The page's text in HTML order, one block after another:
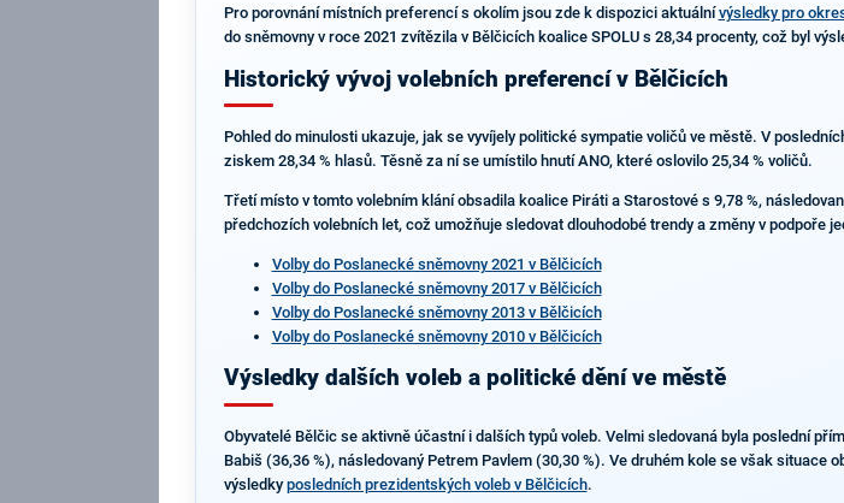
Pro porovnání místních preferencí s okolím jsou zde k dispozici aktuálnívýsledky pro
do sněmovny v roce 2021 zvítězila v Bělčicích koalice SPOLU s 28,34 procenty, což byl
Historický vývoj volebních preferencí v Bělčicích
Pohled do minulosti ukazuje, jak se vyvíjely politické sympatie voličů ve městě. V
ziskem 28,34 % hlasů. Těsně za ní se umístilo hnutí ANO, které oslovilo 25,34 % voličů.
Třetí místo v tomto volebním klání obsadila koalice Piráti a Starostové s 9,78 %,
předchozích volebních let, což umožňuje sledovat dlouhodobé trendy a změny v podpoře
Volby do Poslanecké sněmovny 2021 v Bělčicích
Volby do Poslanecké sněmovny 2017 v Bělčicích
Volby do Poslanecké sněmovny 2013 v Bělčicích
Volby do Poslanecké sněmovny 2010 v Bělčicích
Výsledky dalších voleb a politické dění ve městě
Obyvatelé Bělčic se aktivně účastní i dalších typů voleb. Velmi sledovaná byla poslední
Babiš (36,36 %), následovaný Petrem Pavlem (30,30 %). Ve druhém kole se však
výsledky posledních prezidentských voleb v Bělčicích.